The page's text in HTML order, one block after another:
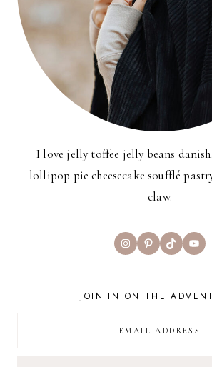
I love jelly toffee jelly beans
lollipop pie cheesecake soufflé
claw.
InstagramPinterest
TikTok
JOIN IN ON THE